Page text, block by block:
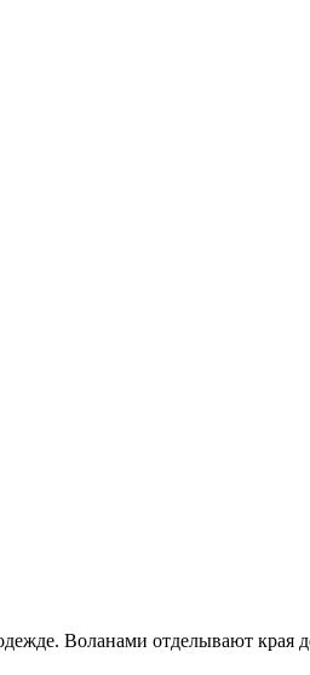
Воланами отделывают